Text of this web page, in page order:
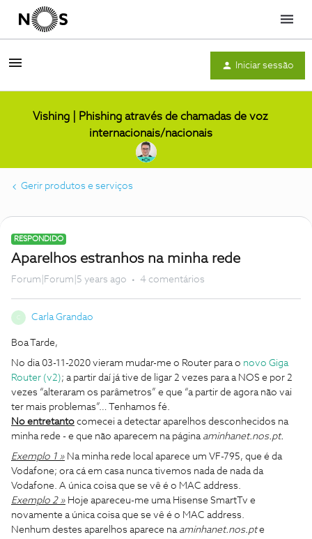
Menu
Iniciar sessão
Vishing | Phishing através de chamadas de voz
internacionais/nacionais
Gerir produtos e serviços
RESPONDIDO
Aparelhos estranhos na minha rede
Forum|Forum|5 years ago 4 comentários
Carla Grandao
Boa Tarde,
No dia 03-11-2020 vieram mudar-me o Router para o novo Giga
Router (v2); a partir daí já tive de ligar 2 vezes para a NOS e por 2
vezes “alteraram os parâmetros” e que “a partir de agora não vai
ter mais problemas”… Tenhamos fé.
No entretanto comecei a detectar aparelhos desconhecidos na
minha rede - e que não aparecem na página aminhanet.nos.pt.
Exemplo 1 » Na minha rede local aparece um VF-795, que é da
Vodafone; ora cá em casa nunca tivemos nada de nada da
Vodafone. A única coisa que se vê é o MAC address.
Exemplo 2 » Hoje apareceu-me uma Hisense SmartTv e
novamente a única coisa que se vê é o MAC address.
Nenhum destes aparelhos aparece na aminhanet.nos.pte